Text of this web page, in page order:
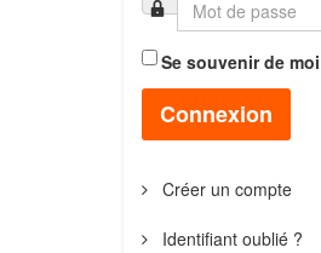
Se souvenir de moi
Connexion
Créer un compte
Identifiant oublié ?